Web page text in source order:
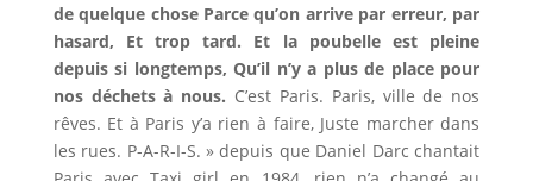
de quelque chose Parce qu’on arrive par erreur, par
hasard, Et trop tard. Et la poubelle est pleine
depuis si longtemps, Qu’il n’y a plus de place pour
nos déchets à nous. C’est Paris. Paris, ville de nos
rêves. Et à Paris y’a rien à faire, Juste marcher dans
les rues. P-A-R-I-S. » depuis que Daniel Darc chantait